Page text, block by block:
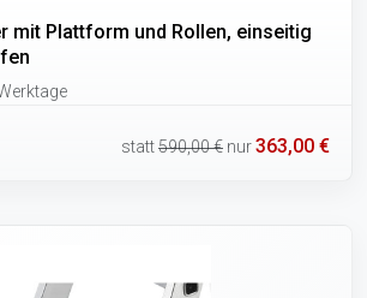
mit Plattform und Rollen, einseitig
statt590,00 € nur363,00 €